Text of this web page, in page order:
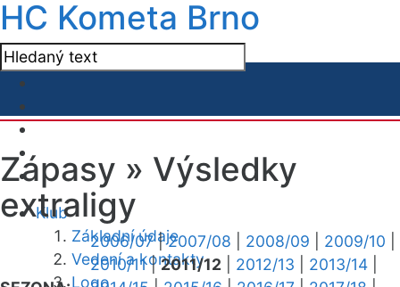
HC Kometa Brno
Klub
Základní údaje
Vedení a kontakty
Logo
Zápasy » Výsledky
extraligy
2006/07|2007/08 2008/09 2009/10
2010/11|2011/12 2012/13 2013/14